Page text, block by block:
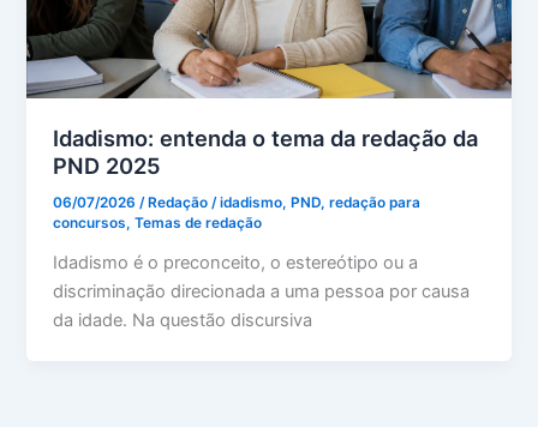
Idadismo: entenda o tema da redação da
PND 2025
06/07/2026/ Redação /idadismo, PND,redação para
concursos,Temas de redação
Idadismo é o preconceito, o estereótipo ou a
discriminação direcionada a uma pessoa por causa
da idade. Na questão discursiva